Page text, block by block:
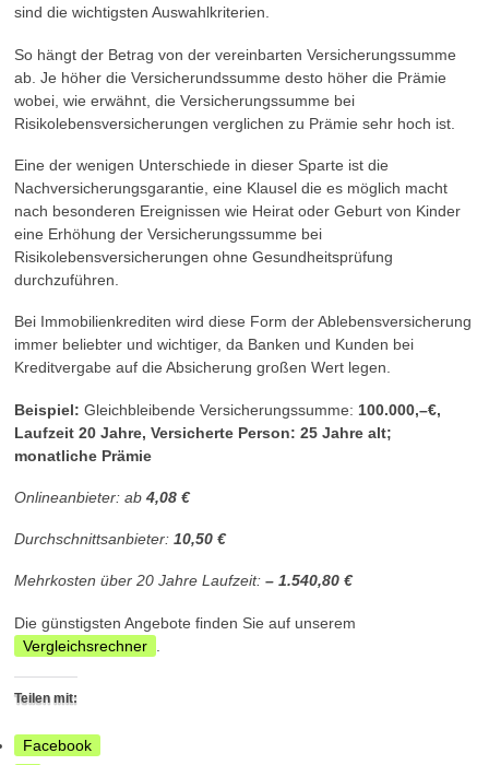
sind die wichtigsten Auswahlkriterien.
So hängt der Betrag von der vereinbarten Versicherungssumme
ab. Je höher die Versicherundssumme desto höher die Prämie
wobei, wie erwähnt, die Versicherungssumme bei
Risikolebensversicherungen verglichen zu Prämie sehr hoch ist.
Eine der wenigen Unterschiede in dieser Sparte ist die
Nachversicherungsgarantie, eine Klausel die es möglich macht
nach besonderen Ereignissen wie Heirat oder Geburt von Kinder
eine Erhöhung der Versicherungssumme bei
Risikolebensversicherungen ohne Gesundheitsprüfung
durchzuführen.
Bei Immobilienkrediten wird diese Form der Ablebensversicherung
immer beliebter und wichtiger, da Banken und Kunden bei
Kreditvergabe auf die Absicherung großen Wert legen.
Beispiel: Gleichbleibende Versicherungssumme: 100.000,–€,
Laufzeit 20 Jahre, Versicherte Person: 25 Jahre alt;
monatliche Prämie
Onlineanbieter: ab4,08 €
Durchschnittsanbieter:10,50 €
Mehrkosten über 20 Jahre Laufzeit:– 1.540,80 €
Die günstigsten Angebote finden Sie auf unserem
Vergleichsrechner
Teilen mit:
Facebook